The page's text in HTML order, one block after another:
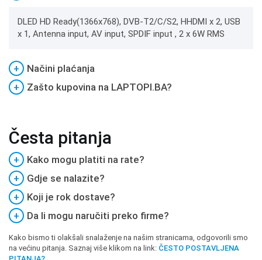
DLED HD Ready(1366x768), DVB-T2/C/S2, HHDMI x 2, USB
x 1, Antenna input, AV input, SPDIF input , 2 x 6W RMS
+
Načini plaćanja
+
Zašto kupovina na LAPTOPI.BA?
Česta pitanja
+
Kako mogu platiti na rate?
+
Gdje se nalazite?
+
Koji je rok dostave?
+
Da li mogu naručiti preko firme?
Kako bismo ti olakšali snalaženje na našim stranicama, odgovorili smo
na većinu pitanja. Saznaj više klikom na link: ČESTO POSTAVLJENA